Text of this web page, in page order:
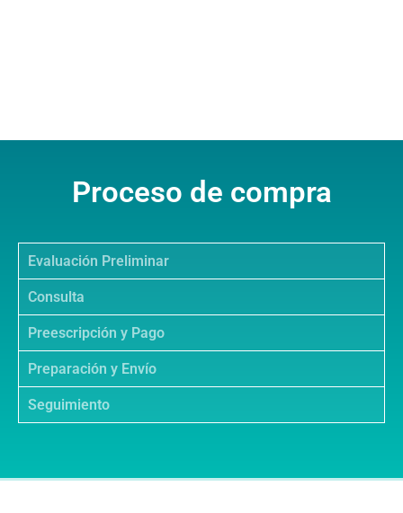
Proceso de compra
Evaluación Preliminar
Consulta
Preescripción y Pago
Preparación y Envío
Seguimiento